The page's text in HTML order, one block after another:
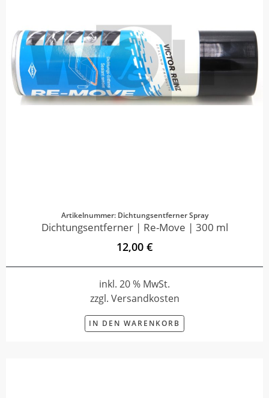
Artikelnummer: Dichtungsentferner Spray
Dichtungsentferner | Re-Move | 300 ml
12,00 €
inkl. 20 % MwSt.
zzgl. Versandkosten
IN DEN WARENKORB